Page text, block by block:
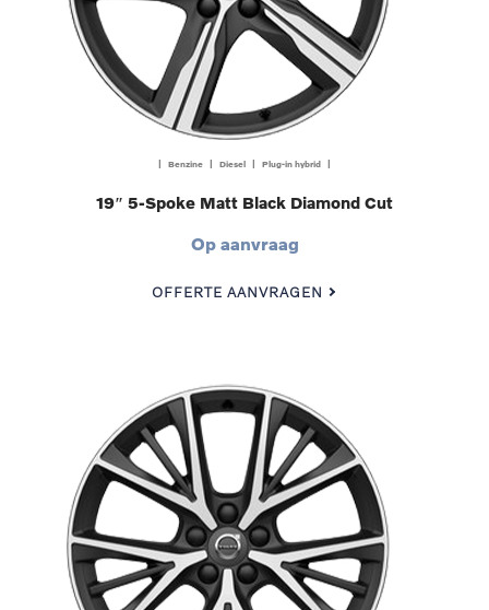
| Benzine | Diesel | Plug-in hybrid |
19″ 5-Spoke Matt Black Diamond Cut
Op aanvraag
OFFERTE AANVRAGEN